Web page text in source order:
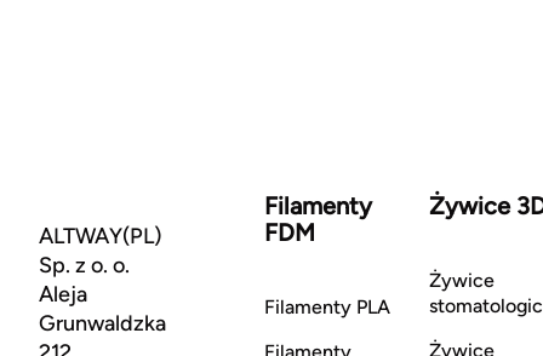
ALTWAY(PL)
Sp. z o. o.
Aleja
Grunwaldzka
Filamenty
FDM
Filamenty PLA
Żywice
Żywice
Żywice